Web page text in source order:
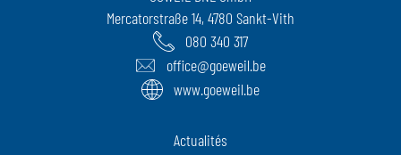
Mercatorstraße 14, 4780 Sankt-Vith
080 340 317
office@goeweil.be
www.goeweil.be
Actualités